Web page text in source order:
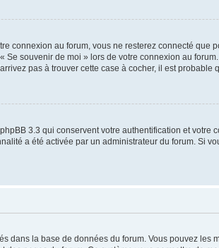
connexion au forum, vous ne resterez connecté
Se souvenir de moi » lors de votre connexion au
pas à trouver cette case à cocher, il est probable
3.3 qui conservent votre authentification et
a été activée par un administrateur du forum. Si
dans la base de données du forum. Vous pouvez